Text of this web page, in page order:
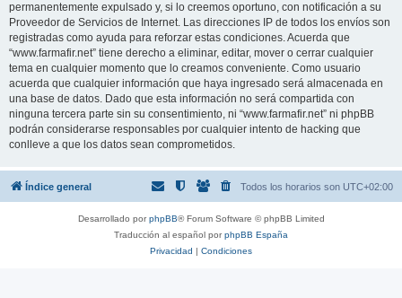
permanentemente expulsado y, si lo creemos oportuno, con notificación a su
Proveedor de Servicios de Internet. Las direcciones IP de todos los envíos son
registradas como ayuda para reforzar estas condiciones. Acuerda que
“www.farmafir.net” tiene derecho a eliminar, editar, mover o cerrar cualquier
tema en cualquier momento que lo creamos conveniente. Como usuario
acuerda que cualquier información que haya ingresado será almacenada en
una base de datos. Dado que esta información no será compartida con
ninguna tercera parte sin su consentimiento, ni “www.farmafir.net” ni phpBB
podrán considerarse responsables por cualquier intento de hacking que
conlleve a que los datos sean comprometidos.
Índice general Todos los horarios son UTC+02:00
Desarrollado porphpBB® Forum Software © phpBB Limited
Traducción al español porphpBB España
Privacidad | Condiciones